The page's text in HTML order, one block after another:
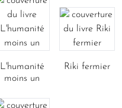
L'humanité
moins un
Riki fermier